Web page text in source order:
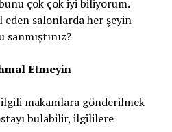
çok çok iyi biliyorum.
salonlarda her şeyin
Etmeyin
ilgili makamlara gönderilmek
bulabilir, ilgililere